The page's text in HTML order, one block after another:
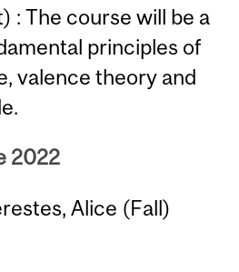
: The course will be a
principles of
valence theory and
2022
Alice (Fall)